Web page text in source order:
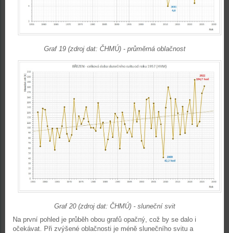
Graf 19 (zdroj dat: ČHMÚ) - průměrná oblačnost
Graf 20 (zdroj dat: ČHMÚ) - sluneční svit
Na první pohled je průběh obou grafů opačný, což by se dalo i
očekávat. Při zvýšené oblačnosti je méně slunečního svitu a